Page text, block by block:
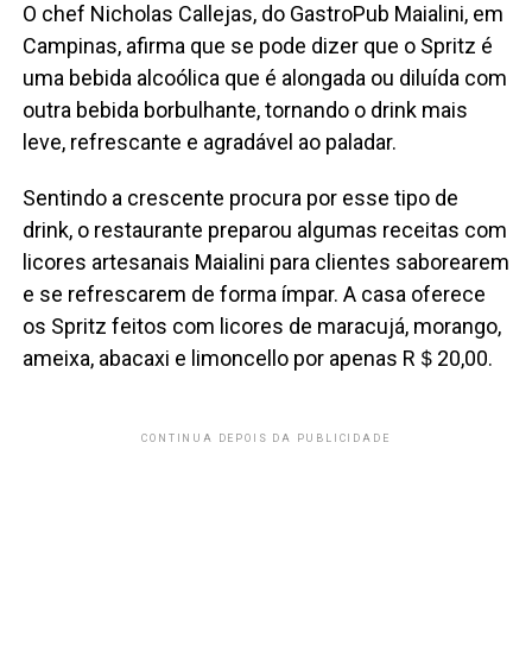
O chef Nicholas Callejas, do GastroPub Maialini, em
Campinas, afirma que se pode dizer que o Spritz é
uma bebida alcoólica que é alongada ou diluída com
outra bebida borbulhante, tornando o drink mais
leve, refrescante e agradável ao paladar.
Sentindo a crescente procura por esse tipo de
drink, o restaurante preparou algumas receitas com
licores artesanais Maialini para clientes saborearem
e se refrescarem de forma ímpar. A casa oferece
os Spritz feitos com licores de maracujá, morango,
ameixa, abacaxi e limoncello por apenas R＄20,00.
CONTINUA DEPOIS DA PUBLICIDADE